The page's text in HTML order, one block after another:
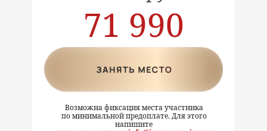
71 990
руб.
Возможна фиксация места участника
по минимальной предоплате. Для этого
напишите